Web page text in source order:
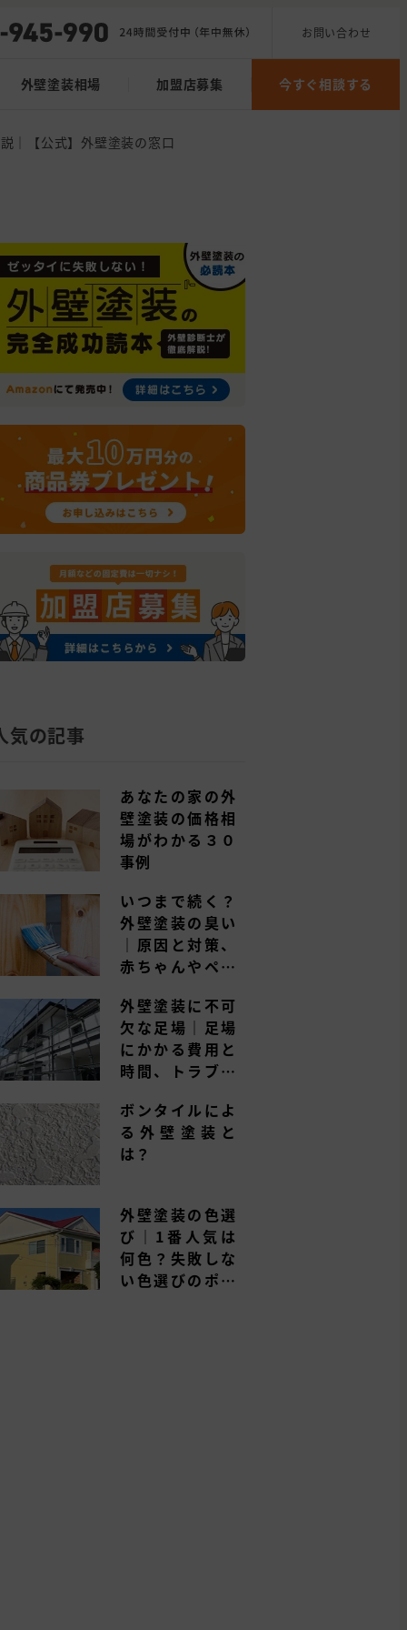
お問い合わせ
外壁塗装相場 加盟店募集 今すぐ相談する
｜【公式】外壁塗装の窓口
気の記事
あなたの家の外
壁塗装の価格相
場がわかる３０
事例
いつまで続く？
外壁塗装の臭い
｜原因と対策、
赤ちゃんやペッ
外壁塗装に不可
欠な足場｜足場
にかかる費用と
時間、トラブル
ボンタイルによ
る外壁塗装と
は？
外壁塗装の色選
び｜1番人気は
何色？失敗しな
い色選びのポイ